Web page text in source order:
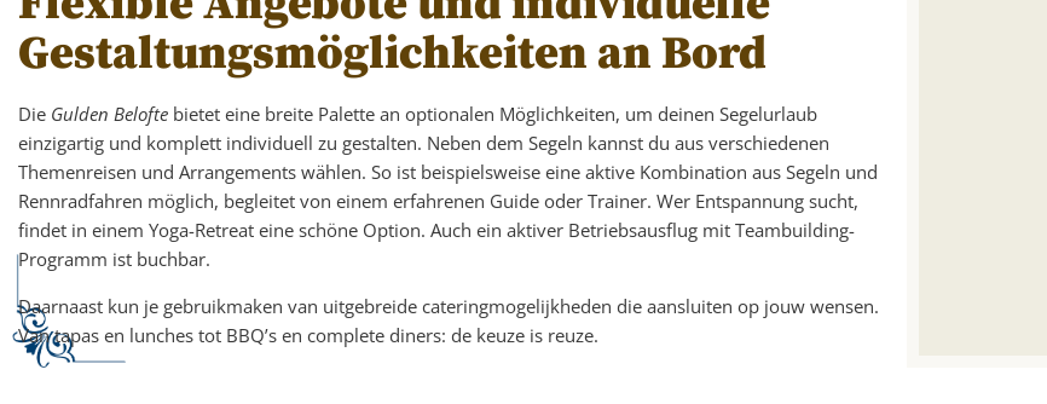
Gestaltungsmöglichkeiten an Bord
Die Gulden Belofte bietet eine breite Palette an optionalen Möglichkeiten, um deinen Segelurlaub
einzigartig und komplett individuell zu gestalten. Neben dem Segeln kannst du aus verschiedenen
Themenreisen und Arrangements wählen. So ist beispielsweise eine aktive Kombination aus Segeln und
Rennradfahren möglich, begleitet von einem erfahrenen Guide oder Trainer. Wer Entspannung sucht,
findet in einem Yoga-Retreat eine schöne Option. Auch ein aktiver Betriebsausflug mit Teambuilding-
Programm ist buchbar.
Daarnaast kun je gebruikmaken van uitgebreide cateringmogelijkheden die aansluiten op jouw wensen.
Van tapas en lunches tot BBQ’s en complete diners: de keuze is reuze.